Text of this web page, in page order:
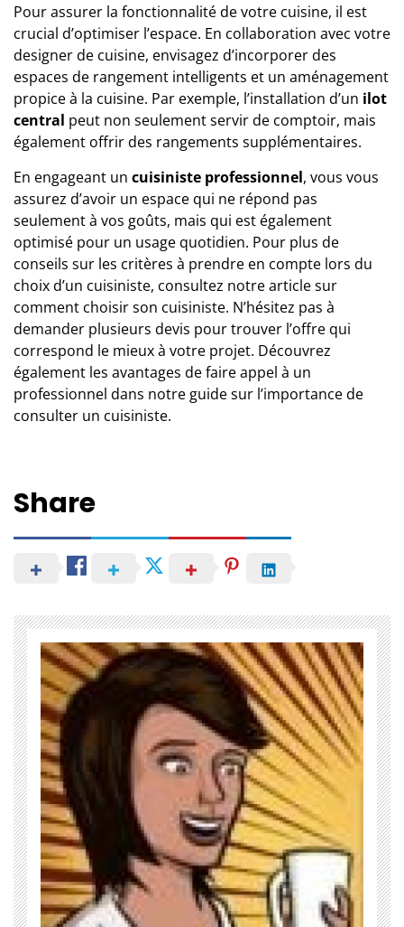
Pour assurer la fonctionnalité de votre cuisine, il est
crucial d’optimiser l’espace. En collaboration avec votre
designer de cuisine, envisagez d’incorporer des
espaces de rangement intelligents et un aménagement
propice à la cuisine. Par exemple, l’installation d’un ilot
central peut non seulement servir de comptoir, mais
également offrir des rangements supplémentaires.
En engageant un cuisiniste professionnel, vous vous
assurez d’avoir un espace qui ne répond pas
seulement à vos goûts, mais qui est également
optimisé pour un usage quotidien. Pour plus de
conseils sur les critères à prendre en compte lors du
choix d’un cuisiniste, consultez notre article sur
comment choisir son cuisiniste. N’hésitez pas à
demander plusieurs devis pour trouver l’offre qui
correspond le mieux à votre projet. Découvrez
également les avantages de faire appel à un
professionnel dans notre guide sur l’importance de
consulter un cuisiniste.
Share